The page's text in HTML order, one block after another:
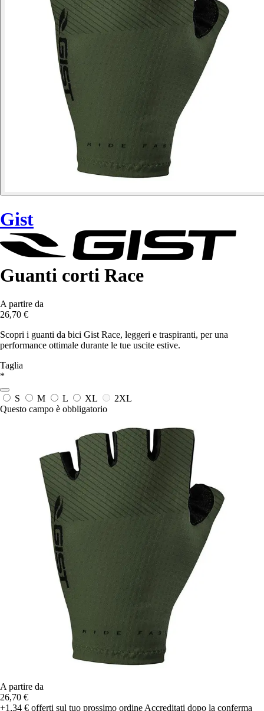
Gist
Guanti corti Race
A partire da
26,70 €
Scopri i guanti da bici Gist Race, leggeri e traspiranti, per una
performance ottimale durante le tue uscite estive.
Taglia
*
S M L XL
2XL
Questo campo è obbligatorio
A partire da
26,70 €
+1,34 € offerti sul tuo prossimo ordine Accreditati dopo la conferma